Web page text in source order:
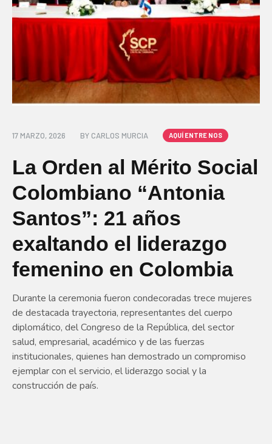
17 MARZO, 2026 BY CARLOS MURCIA AQUÍ ENTRE NOS
La Orden al Mérito Social
Colombiano “Antonia
Santos”: 21 años
exaltando el liderazgo
femenino en Colombia
Durante la ceremonia fueron condecoradas trece mujeres
de destacada trayectoria, representantes del cuerpo
diplomático, del Congreso de la República, del sector
salud, empresarial, académico y de las fuerzas
institucionales, quienes han demostrado un compromiso
ejemplar con el servicio, el liderazgo social y la
construcción de país.